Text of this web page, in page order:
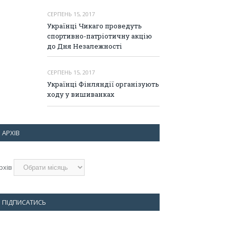
СЕРПЕНЬ 15, 2017
Українці Чикаго проведуть
спортивно-патріотичну акцію
до Дня Незалежності
СЕРПЕНЬ 15, 2017
Українці Фінляндії організують
ходу у вишиванках
АРХІВ
ПІДПИСАТИСЬ